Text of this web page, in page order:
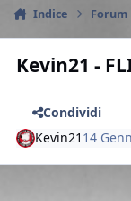
Indice Forum
Kevin21 -
Condividi
Kevin21 14